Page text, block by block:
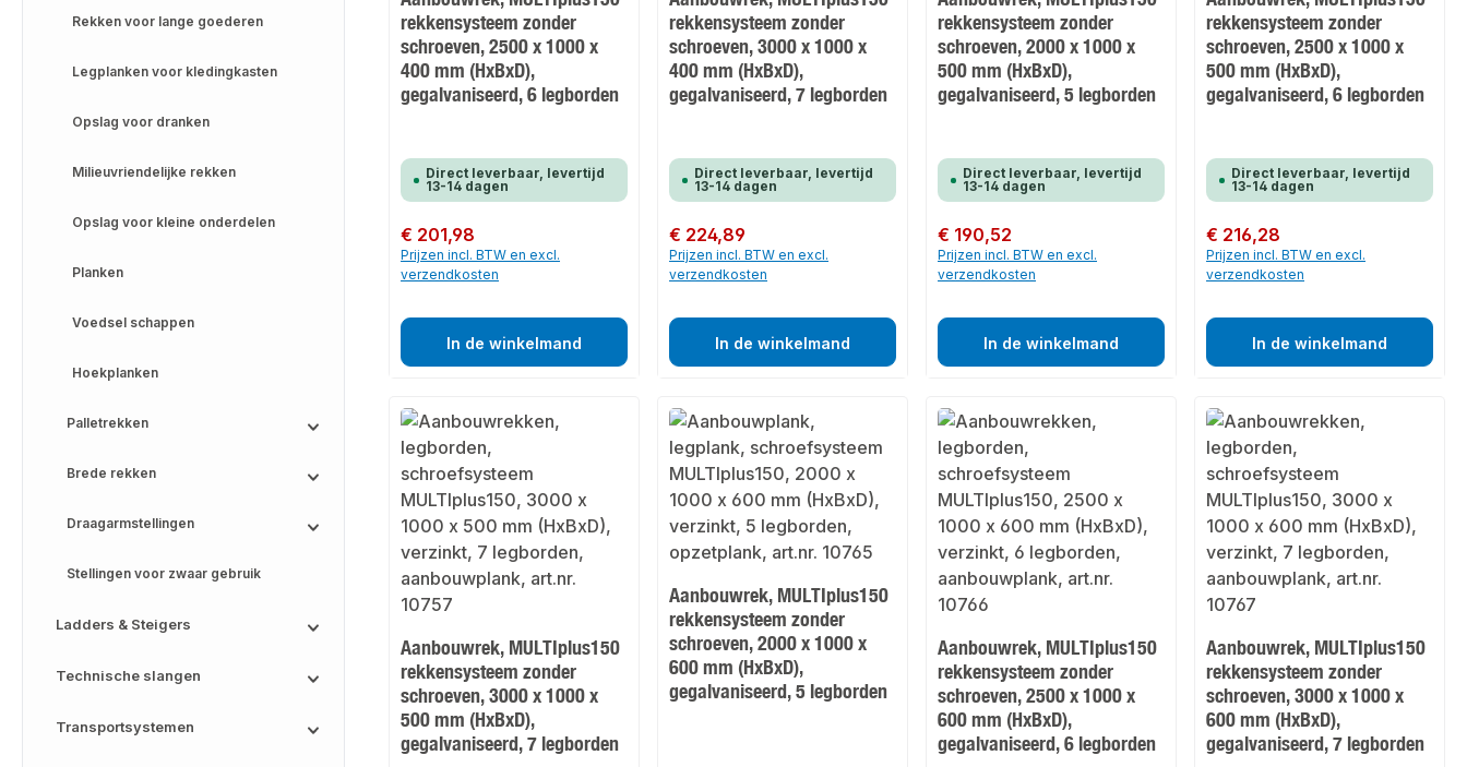
Rekken voor lange goederen
Legplanken voor kledingkasten
Opslag voor dranken
Milieuvriendelijke rekken
Opslag voor kleine onderdelen
Planken
Voedsel schappen
Hoekplanken
Palletrekken
Brede rekken
Draagarmstellingen
Stellingen voor zwaar gebruik
Ladders & Steigers
Technische slangen
Transportsystemen
rekkensysteem zonder
schroeven, 2500 x 1000 x
400 mm (HxBxD),
gegalvaniseerd, 6 legborden
Direct leverbaar, levertijd
13-14 dagen
Normale prijs:
€ 201,98
Prijzen incl. BTW en excl.
verzendkosten
In de winkelmand
rekkensysteem zonder
schroeven, 3000 x 1000 x
400 mm (HxBxD),
gegalvaniseerd, 7 legborden
Direct leverbaar, levertijd
13-14 dagen
Normale prijs:
€ 224,89
Prijzen incl. BTW en excl.
verzendkosten
In de winkelmand
rekkensysteem zonder
schroeven, 2000 x 1000 x
500 mm (HxBxD),
gegalvaniseerd, 5 legborden
Direct leverbaar, levertijd
13-14 dagen
Normale prijs:
€ 190,52
Prijzen incl. BTW en excl.
verzendkosten
In de winkelmand
rekkensysteem zonder
schroeven, 2500 x 1000 x
500 mm (HxBxD),
gegalvaniseerd, 6 legborden
Direct leverbaar, levertijd
13-14 dagen
Normale prijs:
€ 216,28
Prijzen incl. BTW en excl.
verzendkosten
In de winkelmand
Aanbouwrek, MULTIplus150
rekkensysteem zonder
schroeven, 3000 x 1000 x
500 mm (HxBxD),
gegalvaniseerd, 7 legborden
Aanbouwrek, MULTIplus150
rekkensysteem zonder
schroeven, 2000 x 1000 x
600 mm (HxBxD),
gegalvaniseerd, 5 legborden
Aanbouwrek, MULTIplus150
rekkensysteem zonder
schroeven, 2500 x 1000 x
600 mm (HxBxD),
gegalvaniseerd, 6 legborden
Aanbouwrek, MULTIplus150
rekkensysteem zonder
schroeven, 3000 x 1000 x
600 mm (HxBxD),
gegalvaniseerd, 7 legborden